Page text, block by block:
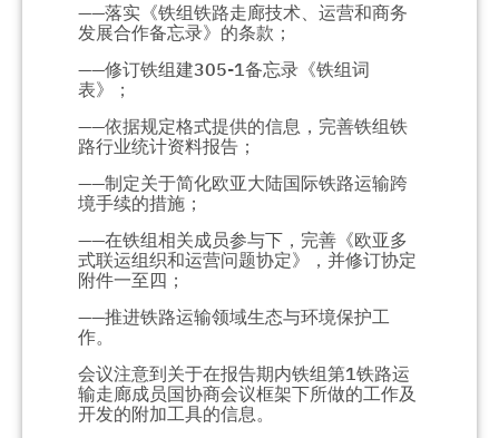
——落实《铁组铁路走廊技术、运营和商务
发展合作备忘录》的条款；
——修订铁组建305-1备忘录《铁组词
表》；
——依据规定格式提供的信息，完善铁组铁
路行业统计资料报告；
——制定关于简化欧亚大陆国际铁路运输跨
境手续的措施；
——在铁组相关成员参与下，完善《欧亚多
式联运组织和运营问题协定》，并修订协定
附件一至四；
——推进铁路运输领域生态与环境保护工
作。
会议注意到关于在报告期内铁组第1铁路运
输走廊成员国协商会议框架下所做的工作及
开发的附加工具的信息。